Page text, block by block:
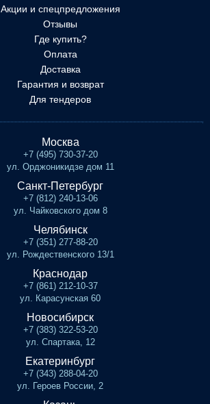
Акции и спецпредложения
Отзывы
Где купить?
Оплата
Доставка
Гарантия и возврат
Для тендеров
Москва
+7 (495) 730-37-20
ул. Орджоникидзе дом 11
Санкт-Петербург
+7 (812) 240-13-06
ул. Чайковского дом 8
Челябинск
+7 (351) 277-88-20
ул. Рождественского 13/1
Краснодар
+7 (861) 212-10-37
ул. Карасунская 60
Новосибирск
+7 (383) 322-53-20
ул. Спартака, 12
Екатеринбург
+7 (343) 288-04-20
ул. Героев России, 2